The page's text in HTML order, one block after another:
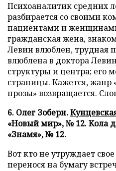
Психоаналитик средних
разбирается со своими
пациентами и
гражданская жена,
Левин влюблен, трудная
влюблена в доктора
структуры и центра; его
страницы. Кажется, жанр
прозы» возвращается.
6. Олег Зоберн.
«Новый мир», № 12. Кола
«Знамя», № 12.
Вот кто не утруждает
перенося на бумагу